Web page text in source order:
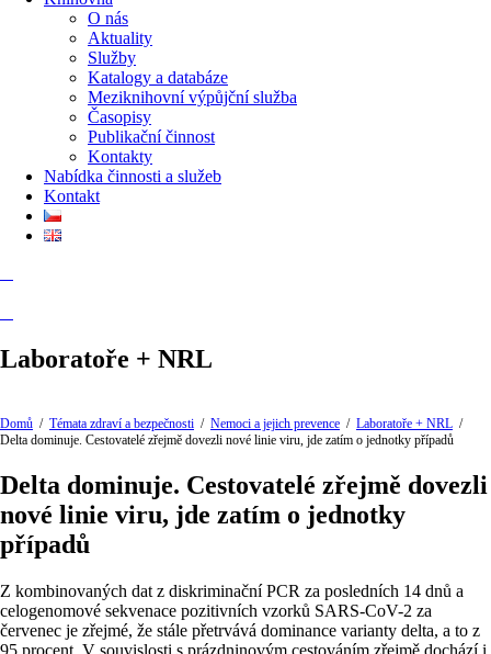
O nás
Aktuality
Služby
Katalogy a databáze
Meziknihovní výpůjční služba
Časopisy
Publikační činnost
Kontakty
Nabídka činnosti a služeb
Kontakt
Laboratoře + NRL
Domů / Témata zdraví a bezpečnosti / Nemoci a jejich prevence / Laboratoře + NRL /
Delta dominuje. Cestovatelé zřejmě dovezli nové linie viru, jde zatím o jednotky případů
Delta dominuje. Cestovatelé zřejmě dovezli
nové linie viru, jde zatím o jednotky
případů
Z kombinovaných dat z diskriminační PCR za posledních 14 dnů a
celogenomové sekvenace pozitivních vzorků SARS-CoV-2 za
červenec je zřejmé, že stále přetrvává dominance varianty delta, a to z
95 procent. V souvislosti s prázdninovým cestováním zřejmě dochází i